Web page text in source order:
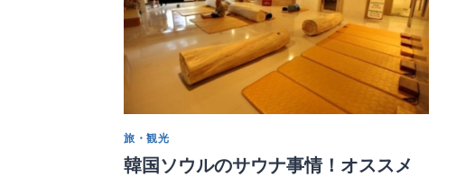
旅・観光
韓国ソウルのサウナ事情！オススメ